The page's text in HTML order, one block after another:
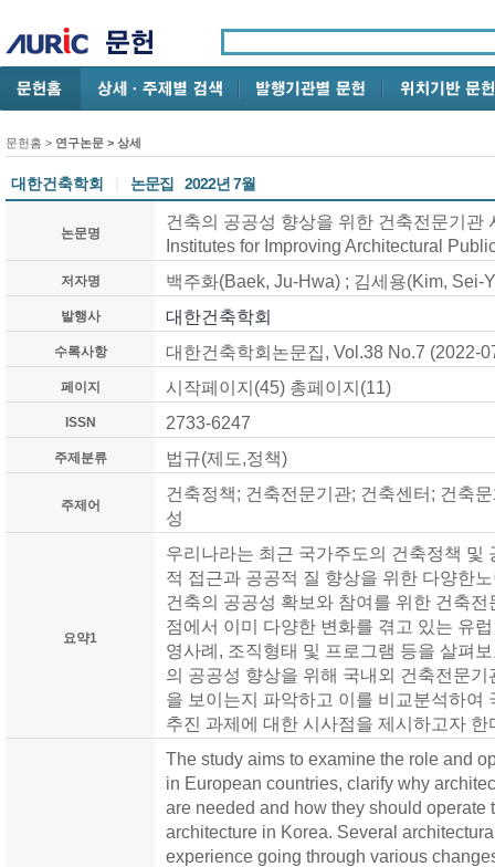
문헌홈 > 연구논문 > 상세
대한건축학회 | 논문집 2022년 7월
논문명
건축의 공공성 향상을 위한 건축전문기관
Institutes for Improving Architectural
저자명 백주화(Baek, Ju-Hwa) ; 김세용(Kim, Sei-
발행사 대한건축학회
수록사항 대한건축학회논문집, Vol.38 No.7 (2022-
페이지 시작페이지(45) 총페이지(11)
ISSN 2733-6247
주제분류 법규(제도,정책)
주제어
건축정책; 건축전문기관; 건축센터; 건축
성
요약1
우리나라는 최근 국가주도의 건축정책 및
적 접근과 공공적 질 향상을 위한 다양한
건축의 공공성 확보와 참여를 위한 건축
점에서 이미 다양한 변화를 겪고 있는 유
영사례, 조직형태 및 프로그램 등을 살펴
의 공공성 향상을 위해 국내외 건축전문
을 보이는지 파악하고 이를 비교분석하여
추진 과제에 대한 시사점을 제시하고자 한
The study aims to examine the role and
in European countries, clarify why
are needed and how they should operate
architecture in Korea. Several
experience going through various